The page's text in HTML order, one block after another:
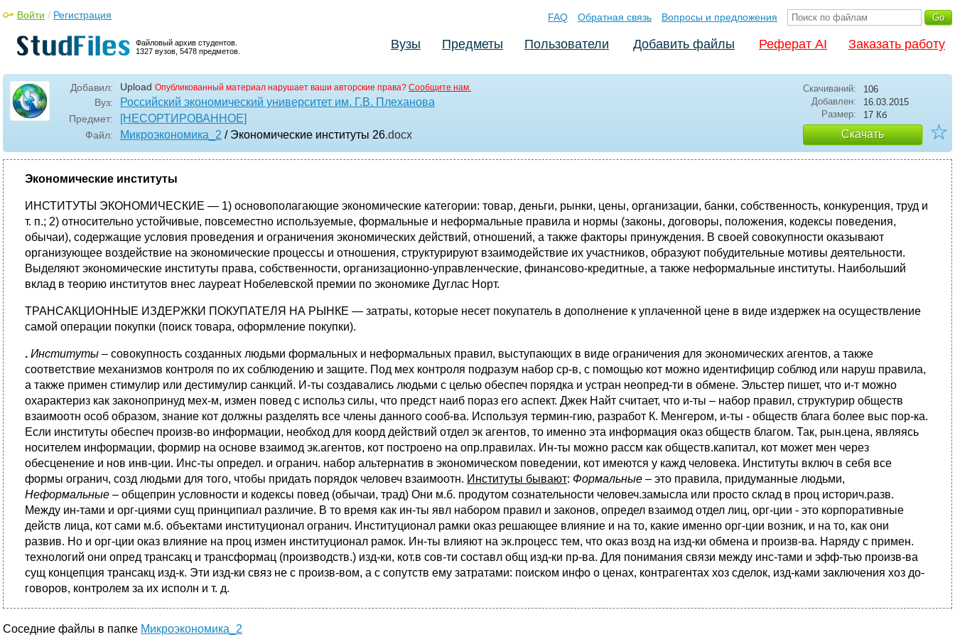
Файловый архив студентов.
1327 вузов, 5478 предметов.
Войти / Регистрация FAQ Обратная связь Вопросы и предложения
Вузы Предметы Пользователи Добавить файлы Реферат AI Заказать работу
Добавил: Upload Опубликованный материал нарушает ваши авторские права? Сообщите нам.
Вуз: Российский экономический университет им. Г.В. Плеханова
Предмет: [НЕСОРТИРОВАННОЕ]
Файл: Микроэкономика_2 / Экономические институты 26.docx
Скачиваний:
106
Добавлен:
16.03.2015
Размер:
17 Кб
Скачать ☆
Экономические институты
ИНСТИТУТЫ ЭКОНОМИЧЕСКИЕ — 1) основополагающие экономические категории: товар, деньги, рынки, цены, организации, банки, собственность, конкуренция, труд и
т. п.; 2) относительно устойчивые, повсеместно используемые, формальные и неформальные правила и нормы (законы, договоры, положения, кодексы поведения,
обычаи), содержащие условия проведения и ограничения экономических действий, отношений, а также факторы принуждения. В своей совокупности оказывают
организующее воздействие на экономические процессы и отношения, структурируют взаимодействие их участников, образуют побудительные мотивы деятельности.
Выделяют экономические институты права, собственности, организационно-управленческие, финансово-кредитные, а также неформальные институты. Наибольший
вклад в теорию институтов внес лауреат Нобелевской премии по экономике Дуглас Норт.
ТРАНСАКЦИОННЫЕ ИЗДЕРЖКИ ПОКУПАТЕЛЯ НА РЫНКЕ — затраты, которые несет покупатель в дополнение к уплаченной цене в виде издержек на осуществление
самой операции покупки (поиск товара, оформление покупки).
. Институты – совокупность созданных людьми формальных и неформальных правил, выступающих в виде ог­раничения для экономических агентов, а также
соответствие механизмов контроля по их соблюдению и защите. Под мех контроля подразум набор ср-в, с помощью кот можно идентифицир соблюд или наруш правила,
а также примен стимулир или дестимулир санкций. И-ты создавались людьми с целью обеспеч порядка и устран неопред-ти в обмене. Эльстер пишет, что и-т можно
охарактериз как законопринуд мех-м, измен повед с использ силы, что предст наиб пораз его аспект. Джек Найт считает, что и-ты – набор правил, структурир обществ
взаимоотн особ образом, знание кот должны разделять все члены данного сооб-ва. Используя термин-гию, разработ К. Менгером, и-ты - обществ блага более выс пор-ка.
Если институты обеспеч произв-во информации, необхо­д для коорд действий отдел эк агентов, то именно эта информация оказ обществ благом. Так, рын.цена, являясь
носителем информации, формир на основе взаимод эк.агентов, кот построено на опр.правилах. Ин-ты можно рассм как обществ.капитал, кот может мен через
обесценение и нов инв-ции. Инс-ты определ. и огранич. на­бор альтернатив в экономическом поведении, кот име­ются у кажд человека. Институты включ в себя все
формы огранич, со­зд людьми для того, чтобы придать порядок челове­ч взаимоотн. Институты бывают: Формальные – это правила, придуманные людьми,
Неформальные – общеприн условности и кодексы повед (обычаи, трад) Они м.б. продутом сознательности человеч.замысла или просто склад в проц историч.разв.
Между ин-тами и орг-циями сущ принципиал различие. В то время как ин-ты явл набором правил и законов, определ взаимод отдел лиц, орг-ции - это корпоративные
действ лица, кот сами м.б. объектами институционал огранич. Институционал рамки оказ решающее влия­ние и на то, какие именно орг-ции возник, и на то, как они
развив. Но и орг-ции ока­з влияние на проц измен институционал рамок. Ин-ты влияют на эк.процесс тем, что оказ возд на изд-ки обмена и произв-ва. Наряду с примен.
технологий они опред трансак­ц и трансформац (производств.) изд-ки, кот.в сов-ти составл общ изд-ки пр-ва. Для понимания связи между инс-тами и эфф-тью произв-ва
сущ концепция трансакц изд-к. Эти изд-ки связ не с произв-вом, а с сопутств ему затратами: поис­ком инфо о ценах, контрагентах хоз сделок, изд-ками заключения хоз до­
говоров, контролем за их исполн и т. д.
Соседние файлы в папке Микроэкономика_2